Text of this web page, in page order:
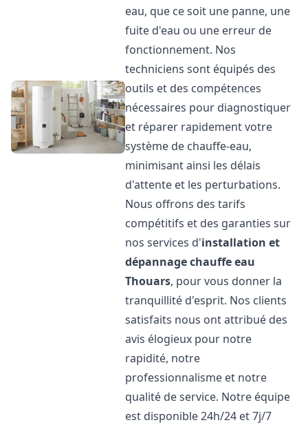
eau, que ce soit une panne, une
fuite d'eau ou une erreur de
fonctionnement. Nos
techniciens sont équipés des
outils et des compétences
nécessaires pour diagnostiquer
et réparer rapidement votre
système de chauffe-eau,
minimisant ainsi les délais
d'attente et les perturbations.
Nous offrons des tarifs
compétitifs et des garanties sur
nos services d'installation et
dépannage chauffe eau
Thouars, pour vous donner la
tranquillité d'esprit. Nos clients
satisfaits nous ont attribué des
avis élogieux pour notre
rapidité, notre
professionnalisme et notre
qualité de service. Notre équipe
est disponible 24h/24 et 7j/7